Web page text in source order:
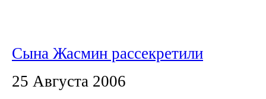
Сына Жасмин рассекретили
25 Августа 2006